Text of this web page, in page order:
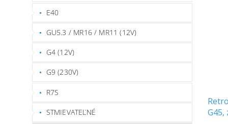
E40
GU5.3 / MR16 / MR11 (12V)
G4 (12V)
G9 (230V)
R7S
STMIEVATEĽNÉ
G45,